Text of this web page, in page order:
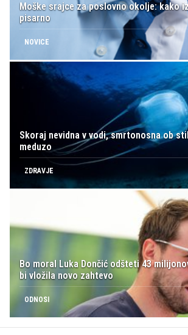
Moške srajce za poslovno okolje: kako
pisarno
NOVICE
Skoraj nevidna v vodi, smrtonosna ob
meduzo
ZDRAVJE
Bo moral Luka Dončić odšteti 43
bi vložila novo zahtevo
ODNOSI